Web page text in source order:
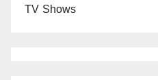
TV Shows